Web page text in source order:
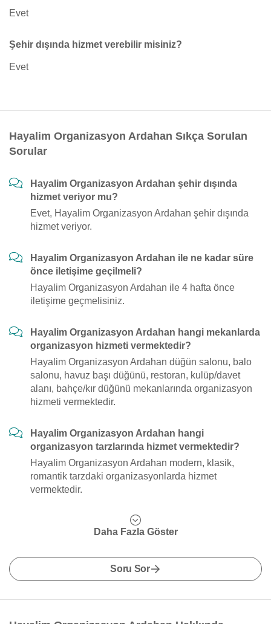
Evet
Şehir dışında hizmet verebilir misiniz?
Evet
Hayalim Organizasyon Ardahan Sıkça Sorulan
Sorular
Hayalim Organizasyon Ardahan şehir dışında
hizmet veriyor mu?
Evet, Hayalim Organizasyon Ardahan şehir dışında
hizmet veriyor.
Hayalim Organizasyon Ardahan ile ne kadar süre
önce iletişime geçilmeli?
Hayalim Organizasyon Ardahan ile 4 hafta önce
iletişime geçmelisiniz.
Hayalim Organizasyon Ardahan hangi mekanlarda
organizasyon hizmeti vermektedir?
Hayalim Organizasyon Ardahan düğün salonu, balo
salonu, havuz başı düğünü, restoran, kulüp/davet
alanı, bahçe/kır düğünü mekanlarında organizasyon
hizmeti vermektedir.
Hayalim Organizasyon Ardahan hangi
organizasyon tarzlarında hizmet vermektedir?
Hayalim Organizasyon Ardahan modern, klasik,
romantik tarzdaki organizasyonlarda hizmet
vermektedir.
Daha Fazla Göster
Soru Sor